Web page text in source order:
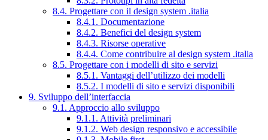
8.4. Progettare con il design system .italia
8.4.1. Documentazione
8.4.2. Benefici del design system
8.4.3. Risorse operative
8.4.4. Come contribuire al design system .italia
8.5. Progettare con i modelli di sito e servizi
8.5.1. Vantaggi dell’utilizzo dei modelli
8.5.2. I modelli di sito e servizi disponibili
9. Sviluppo dell’interfaccia
9.1. Approccio allo sviluppo
9.1.1. Attività preliminari
9.1.2. Web design responsivo e accessibile